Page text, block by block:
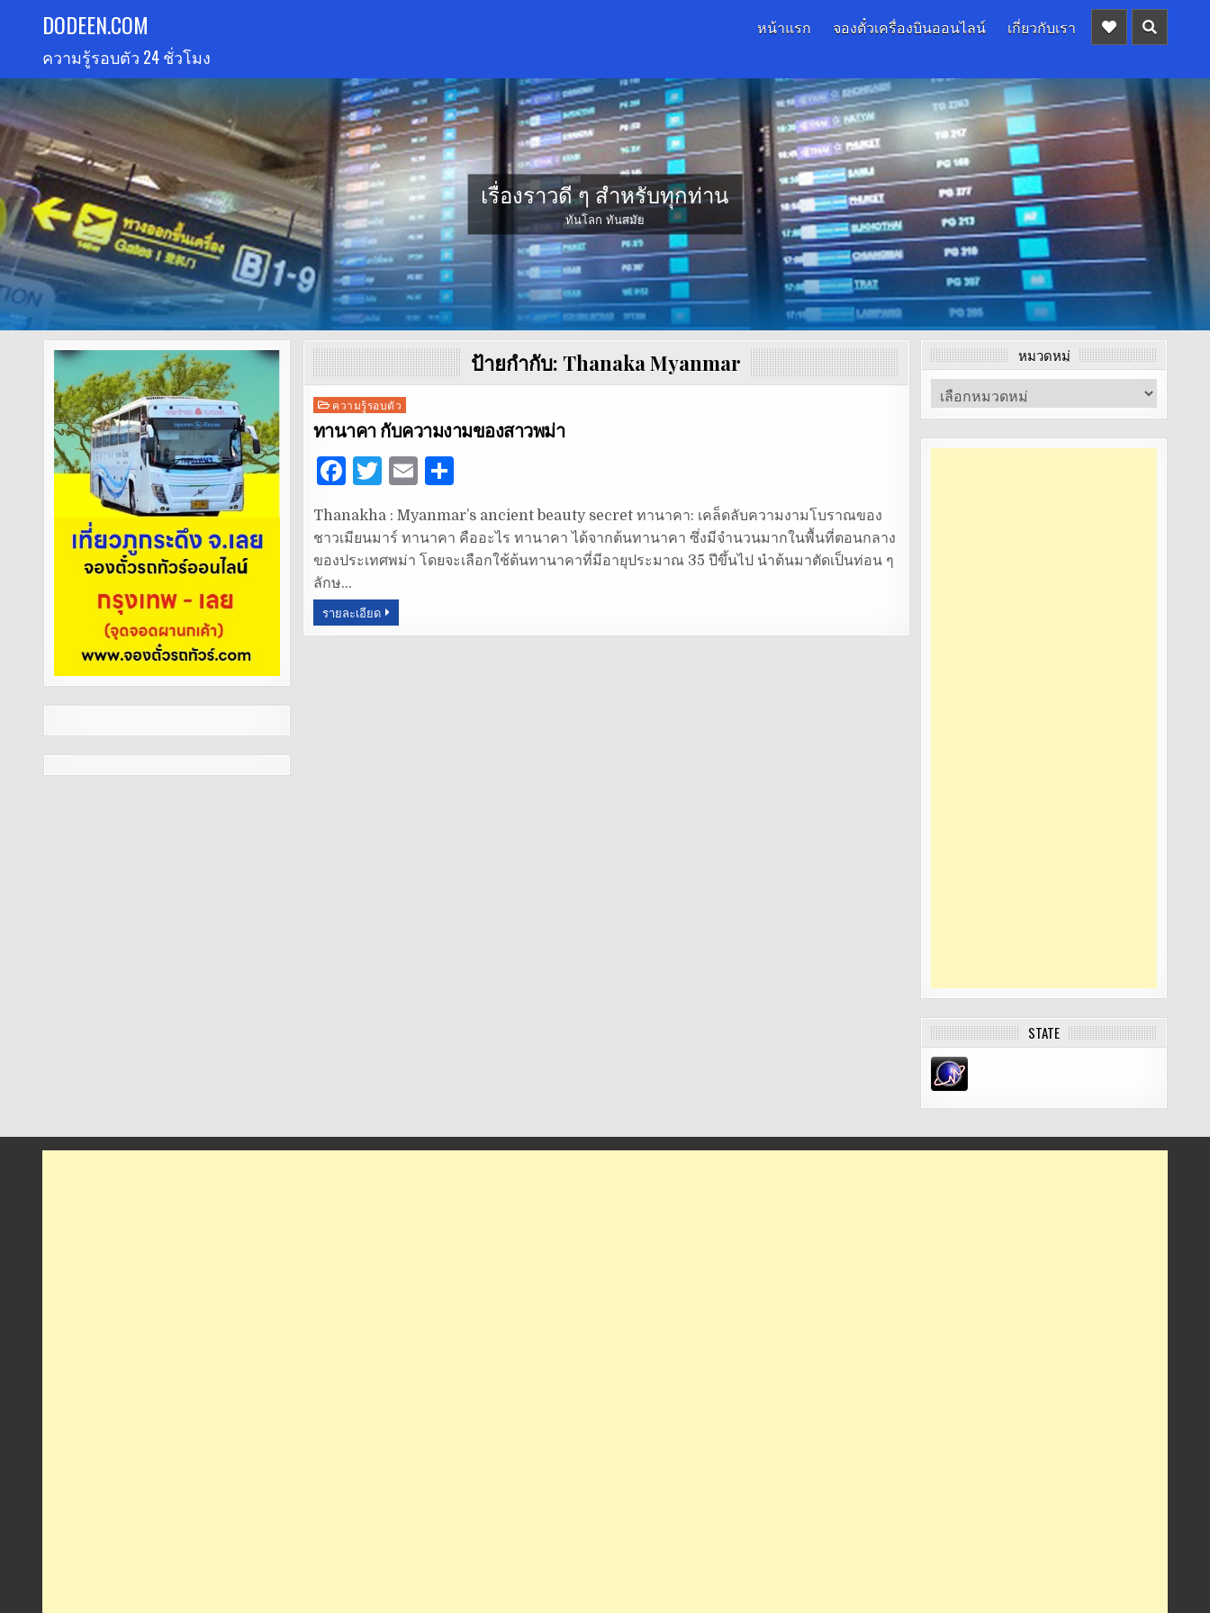
content
DODEEN.COM
ความรู้รอบตัว 24 ชั่วโมง
หน้าแรก จองตั๋วเครื่องบินออนไลน์ เกี่ยวกับเรา
เรื่องราวดี ๆ สำหรับทุกท่าน
ทันโลก ทันสมัย
ป้ายกำกับ: Thanaka Myanmar
Posted
in
ความรู้รอบตัว
ทานาคา กับความงามของสาวพม่า
F
c
e
b
o
o
T
it
te
E
ai
l
S
ar
e
Thanakha : Myanmar’s ancient beauty secret ทานาคา: เคล็ดลับความงามโบราณของ
ชาวเมียนมาร์ ทานาคา คืออะไร ทานาคา ได้จากต้นทานาคา ซึ่งมีจำนวนมากในพื้นที่ตอนกลาง
ของประเทศพม่า โดยจะเลือกใช้ต้นทานาคาที่มีอายุประมาณ 35 ปีขึ้นไป นำต้นมาตัดเป็นท่อน ๆ
ลักษ…
รายละเอียด
หมวดหมู่
หมวด
หมู่
STATE